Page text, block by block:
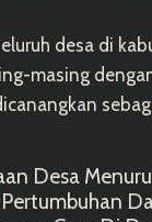
desa di
masing
Desa